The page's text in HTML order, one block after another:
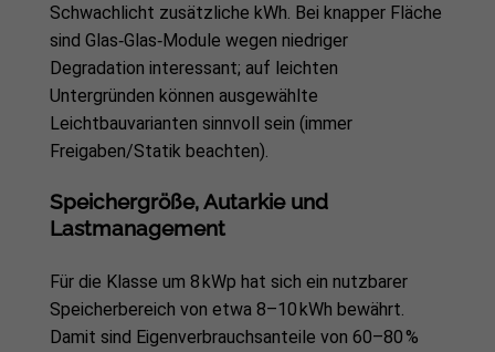
Schwachlicht zusätzliche kWh. Bei knapper Fläche
sind Glas‑Glas‑Module wegen niedriger
Degradation interessant; auf leichten
Untergründen können ausgewählte
Leichtbauvarianten sinnvoll sein (immer
Freigaben/Statik beachten).
Speichergröße, Autarkie und
Lastmanagement
Für die Klasse um 8 kWp hat sich ein nutzbarer
Speicherbereich von etwa 8–10 kWh bewährt.
Damit sind Eigenverbrauchsanteile von 60–80 %